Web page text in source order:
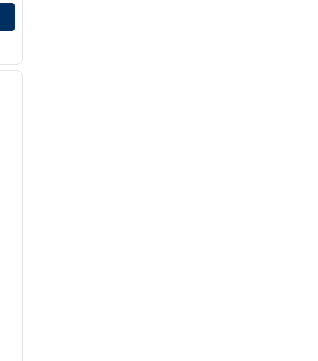
nächstes Bild